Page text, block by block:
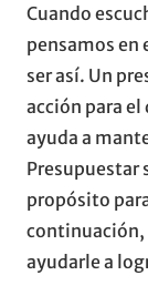
Cuando
pensamos en
ser así. Un
acción para
ayuda a
Presupuestar
propósito
continuación,
ayudarle a